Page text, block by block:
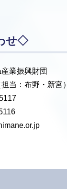
せ◇
業振興財団
当：布野・新宮）